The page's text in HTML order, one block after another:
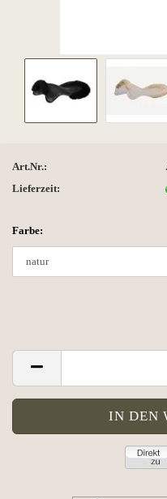
Art.Nr.:
Lieferzeit:
Farbe: